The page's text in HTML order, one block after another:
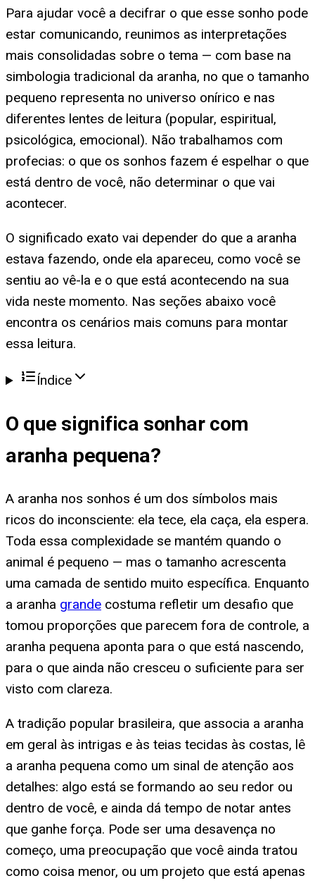
Para ajudar você a decifrar o que esse sonho pode
estar comunicando, reunimos as interpretações
mais consolidadas sobre o tema — com base na
simbologia tradicional da aranha, no que o tamanho
pequeno representa no universo onírico e nas
diferentes lentes de leitura (popular, espiritual,
psicológica, emocional). Não trabalhamos com
profecias: o que os sonhos fazem é espelhar o que
está dentro de você, não determinar o que vai
acontecer.
O significado exato vai depender do que a aranha
estava fazendo, onde ela apareceu, como você se
sentiu ao vê-la e o que está acontecendo na sua
vida neste momento. Nas seções abaixo você
encontra os cenários mais comuns para montar
essa leitura.
Índice
O que significa sonhar com
aranha pequena?
A aranha nos sonhos é um dos símbolos mais
ricos do inconsciente: ela tece, ela caça, ela espera.
Toda essa complexidade se mantém quando o
animal é pequeno — mas o tamanho acrescenta
uma camada de sentido muito específica. Enquanto
a aranha grande costuma refletir um desafio que
tomou proporções que parecem fora de controle, a
aranha pequena aponta para o que está nascendo,
para o que ainda não cresceu o suficiente para ser
visto com clareza.
A tradição popular brasileira, que associa a aranha
em geral às intrigas e às teias tecidas às costas, lê
a aranha pequena como um sinal de atenção aos
detalhes: algo está se formando ao seu redor ou
dentro de você, e ainda dá tempo de notar antes
que ganhe força. Pode ser uma desavença no
começo, uma preocupação que você ainda tratou
como coisa menor, ou um projeto que está apenas